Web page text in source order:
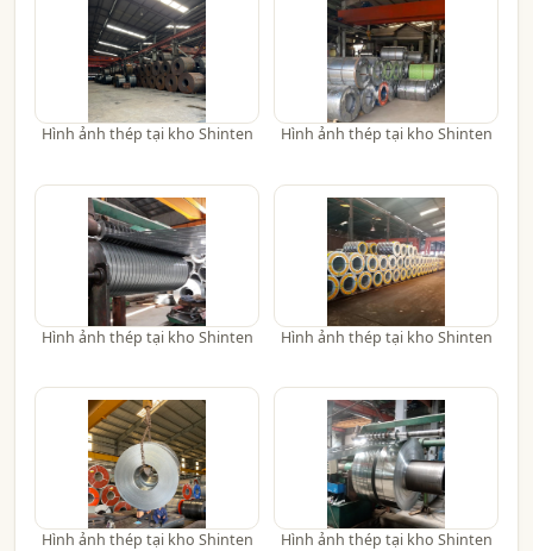
Hình ảnh thép tại kho Shinten Hình ảnh thép tại kho Shinten
Hình ảnh thép tại kho Shinten Hình ảnh thép tại kho Shinten
Hình ảnh thép tại kho Shinten Hình ảnh thép tại kho Shinten